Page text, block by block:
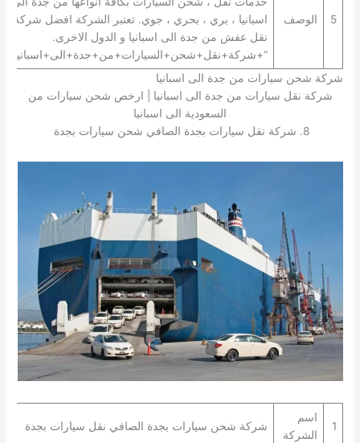
5 الوصف
اسبانيا ، بري ، بحري ، جوي. تعتبر الشركة افضل شركة
نقل عفش من جدة الى اسبانيا و الدول الاخرى.
“+شركة+نقل+شحن+السيارات+من+جدة+الى+اسبانيا+”
شركة شحن سيارات من جدة الى اسبانيا
شركة نقل سيارات من جدة الى اسبانيا | ارخص شحن سيارات من
السعودية الى اسبانيا
8. شركة نقل سيارات بجدة الصافي شحن سيارات بجدة
1
اسم
الشركة
شركة شحن سيارات بجدة الصافي نقل سيارات بجدة